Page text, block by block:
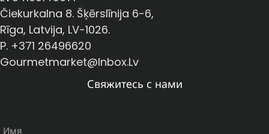
Čiekurkalna 8. Šķērslīnija 6-6,
Rīga, Latvija, LV-1026.
P. +371 26496620
Gourmetmarket@inbox.lv
Свяжитесь с нами